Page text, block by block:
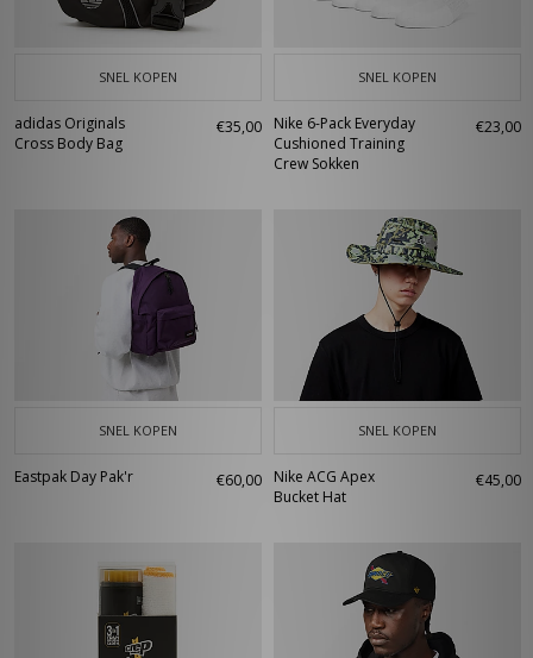
SNEL KOPEN
adidas Originals
Cross Body Bag
€35,00
SNEL KOPEN
Nike 6-Pack Everyday
Cushioned Training
Crew Sokken
€23,00
SNEL KOPEN
Eastpak Day Pak'r €60,00
SNEL KOPEN
Nike ACG Apex
Bucket Hat
€45,00